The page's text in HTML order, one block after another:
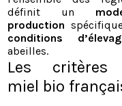
définit un
production
conditions
abeilles.
Les critères
miel bio